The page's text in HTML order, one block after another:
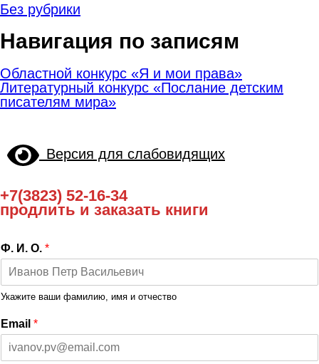
Без рубрики
Навигация по записям
Областной конкурс «Я и мои права»
Литературный конкурс «Послание детским
писателям мира»
Версия для слабовидящих
+7(3823) 52-16-34
продлить и заказать книги
Ф. И. О. *
Укажите ваши фамилию, имя и отчество
Email *